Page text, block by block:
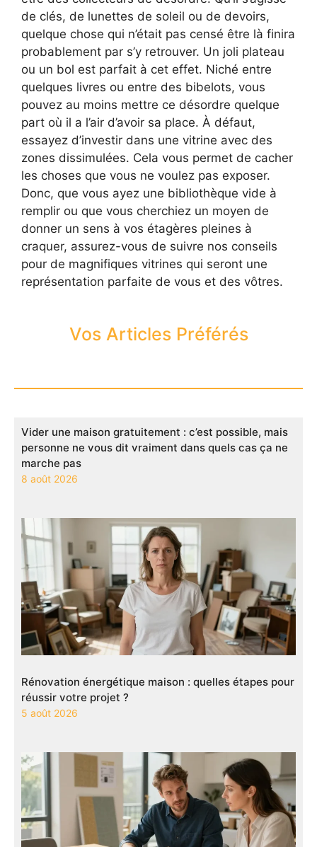
de clés, de lunettes de soleil ou de devoirs,
quelque chose qui n’était pas censé être là finira
probablement par s’y retrouver. Un joli plateau
ou un bol est parfait à cet effet. Niché entre
quelques livres ou entre des bibelots, vous
pouvez au moins mettre ce désordre quelque
part où il a l’air d’avoir sa place. À défaut,
essayez d’investir dans une vitrine avec des
zones dissimulées. Cela vous permet de cacher
les choses que vous ne voulez pas exposer.
Donc, que vous ayez une bibliothèque vide à
remplir ou que vous cherchiez un moyen de
donner un sens à vos étagères pleines à
craquer, assurez-vous de suivre nos conseils
pour de magnifiques vitrines qui seront une
représentation parfaite de vous et des vôtres.
Vos Articles Préférés
Vider une maison gratuitement : c’est possible, mais
personne ne vous dit vraiment dans quels cas ça ne
marche pas
8 août 2026
Rénovation énergétique maison : quelles étapes pour
réussir votre projet ?
5 août 2026